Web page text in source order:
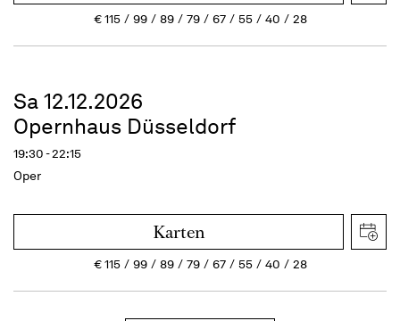
€115 99 89 79 67 55 40 28
Sa 12.12.2026
Opernhaus Düsseldorf
19:30 - 22:15
Oper
Karten
€115 99 89 79 67 55 40 28